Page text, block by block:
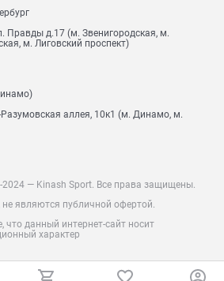
Правды д.17 (м. Звенигородская, м.
м. Лиговский проспект)
аллея, 10к1 (м. Динамо, м.
— Kinash Sport. Все права защищены.
не являются публичной офертой.
данный интернет-сайт носит
характер